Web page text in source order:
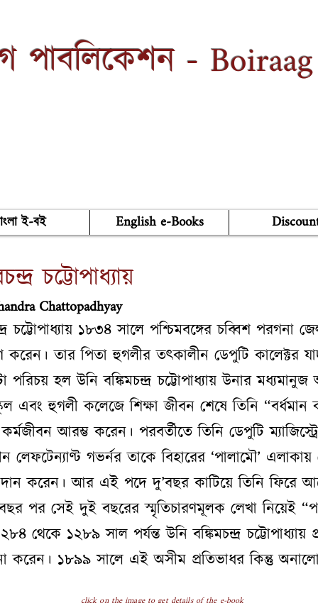
পাবলিকেশন -
ই-বই English e-Books
চট্টোপাধ্যায়
Chattopadhyay
চট্টোপাধ্যায় ১৮৩৪ সালে পশ্চিমবঙ্গের চব্বিশ পরগনা
করেন। তার পিতা হুগলীর তৎকালীন ডেপুটি কালেক্টর
হল উনি বঙ্কিমচন্দ্র চট্টোপাধ্যায় উনার
এবং হুগলী কলেজে শিক্ষা জীবন শেষে তিনি
আরম্ভ করেন। পরবর্তীতে তিনি ডেপুটি
লেফটেন্যাণ্ট গভর্নর তাকে বিহারের ‘পালামৌ’ এলাকায়
করেন। আর এই পদে দু’বছর কাটিয়ে তিনি ফিরে
পর সেই দুই বছরের স্মৃতিচারণমূলক লেখা নিয়েই
থেকে ১২৮৯ সাল পর্যন্ত উনি বঙ্কিমচন্দ্র চট্টোপাধ্যায়
করেন। ১৮৯৯ সালে এই অসীম প্রতিভাধর কিন্তু